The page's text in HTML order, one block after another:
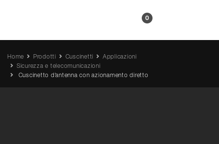
0
Home Prodotti Cuscinetti
Applicazioni
Sicurezza e telecomunicazioni
Cuscinetto d'antenna con azionamento diretto